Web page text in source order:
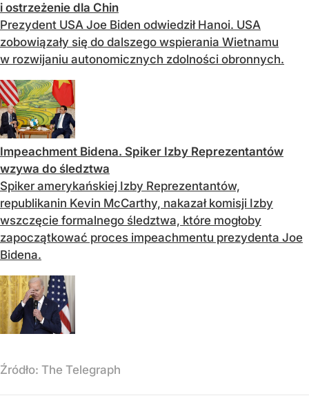
i ostrzeżenie dla Chin
Prezydent USA Joe Biden odwiedził Hanoi. USA
zobowiązały się do dalszego wspierania Wietnamu
w rozwijaniu autonomicznych zdolności obronnych.
Impeachment Bidena. Spiker Izby Reprezentantów
wzywa do śledztwa
Spiker amerykańskiej Izby Reprezentantów,
republikanin Kevin McCarthy, nakazał komisji Izby
wszczęcie formalnego śledztwa, które mogłoby
zapoczątkować proces impeachmentu prezydenta Joe
Bidena.
Źródło: The Telegraph